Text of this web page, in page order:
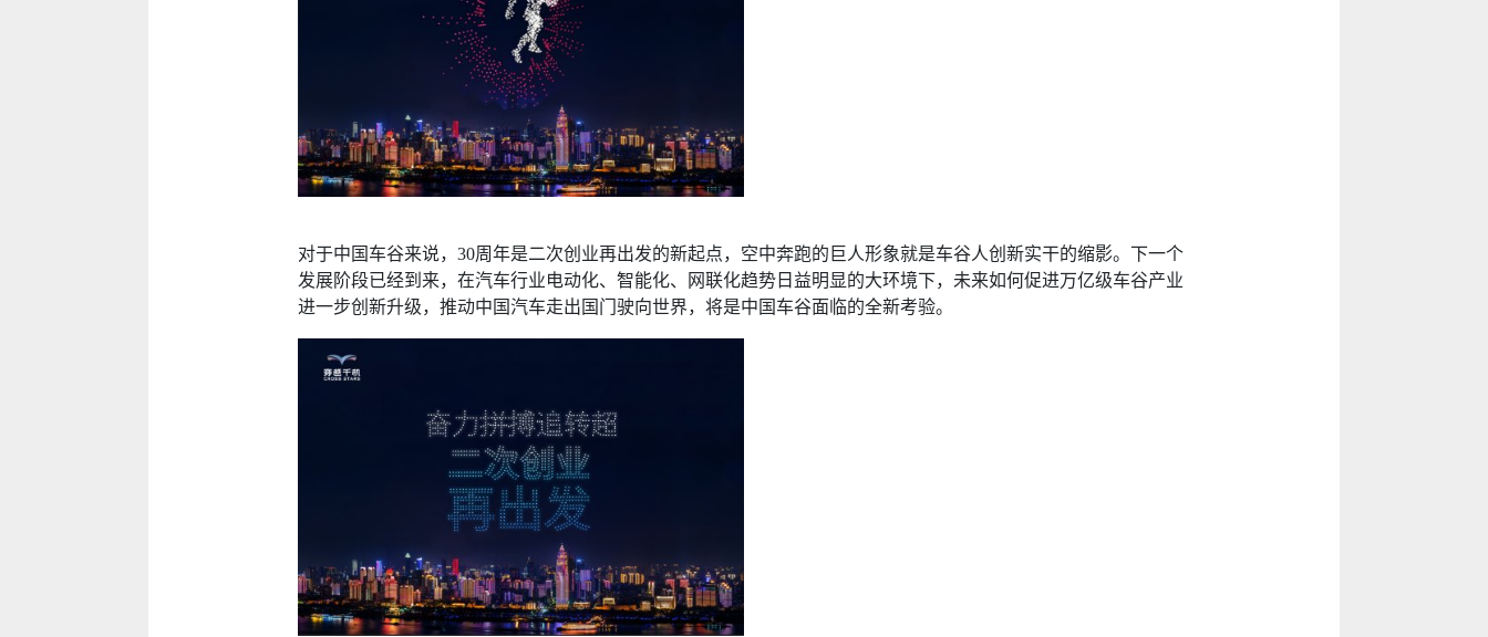
对于中国车谷来说，30周年是二次创业再出发的新起点，空中奔跑的巨人形象就是车谷人创新实干的缩影。下一个
发展阶段已经到来，在汽车行业电动化、智能化、网联化趋势日益明显的大环境下，未来如何促进万亿级车谷产业
进一步创新升级，推动中国汽车走出国门驶向世界，将是中国车谷面临的全新考验。